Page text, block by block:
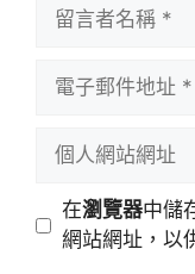
址
站
在瀏覽器中儲
網站網址，以